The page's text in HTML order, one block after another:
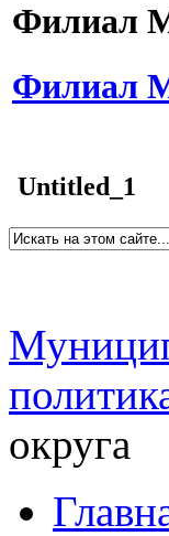
Филиал
Филиал
Untitled_1
округа